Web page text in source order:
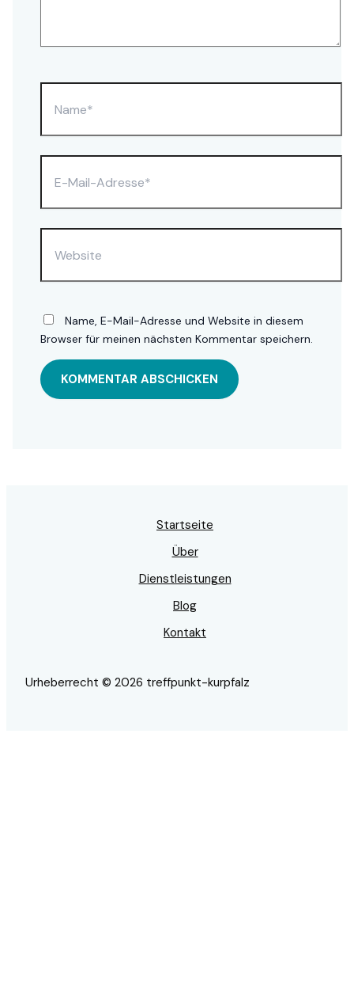
Mail-
Name, E-Mail-Adresse und Website in diesem
Browser für meinen nächsten Kommentar speichern.
Startseite
Über
Dienstleistungen
Blog
Kontakt
Urheberrecht © 2026 treffpunkt-kurpfalz